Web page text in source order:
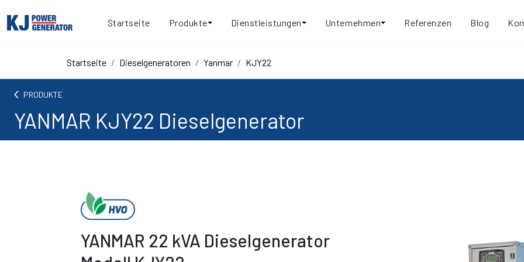
Startseite Produkte Dienstleistungen Unternehmen Referenzen Blog
Startseite Dieselgeneratoren Yanmar KJY22
arrow_back_ios PRODUKTE
YANMAR KJY22 Dieselgenerator
YANMAR 22 kVA Dieselgenerator